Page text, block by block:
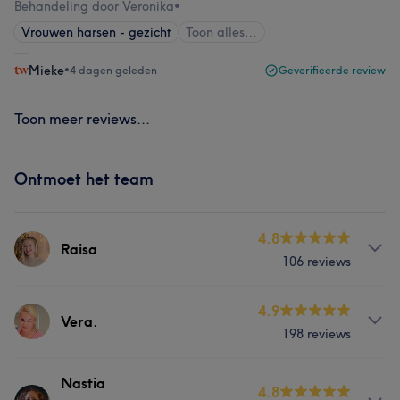
Behandeling door Veronika•
Vrouwen harsen - gezicht
Toon alles…
Mieke•4 dagen geleden Geverifieerde review
Toon meer reviews...
Ontmoet het team
Raisa
4.8
106 reviews
Behandelingen
Ontharen Medische esthetiek
Vera.
4.9
198 reviews
Behandelingen
Nastia 4.8